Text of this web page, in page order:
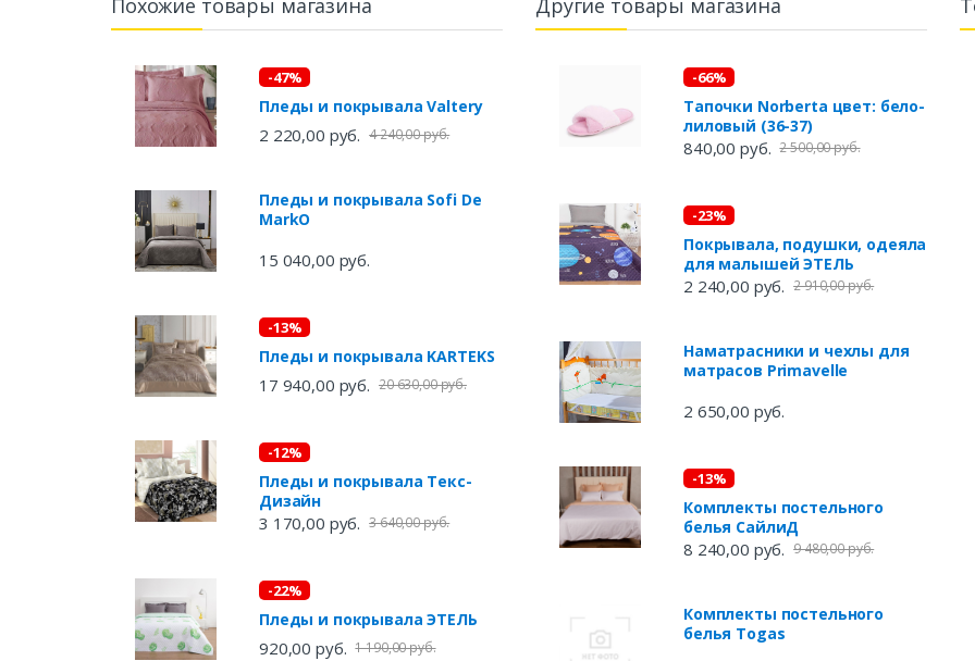
-47%
Пледы и покрывала Valtery
2 220,00 руб. 4 240,00 руб.
Пледы и покрывала Sofi De
MarkO
15 040,00 руб.
-13%
Пледы и покрывала KARTEKS
17 940,00 руб. 20 630,00 руб.
-12%
Пледы и покрывала Текс-
Дизайн
3 170,00 руб. 3 640,00 руб.
-22%
Пледы и покрывала ЭТЕЛЬ
920,00 руб. 1 190,00 руб.
-66%
Тапочки Norberta цвет: бело-
лиловый (36-37)
840,00 руб. 2 500,00 руб.
-23%
Покрывала, подушки, одеяла
для малышей ЭТЕЛЬ
2 240,00 руб. 2 910,00 руб.
Наматрасники и чехлы для
матрасов Primavelle
2 650,00 руб.
-13%
Комплекты постельного
белья СайлиД
8 240,00 руб. 9 480,00 руб.
Комплекты постельного
белья Togas